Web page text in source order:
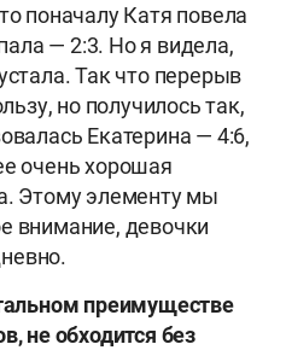
поначалу Катя повела
— 2:3. Но я видела,
Так что перерыв
но получилось так,
Екатерина — 4:6,
очень хорошая
Этому элементу мы
внимание, девочки
преимуществе
не обходится без